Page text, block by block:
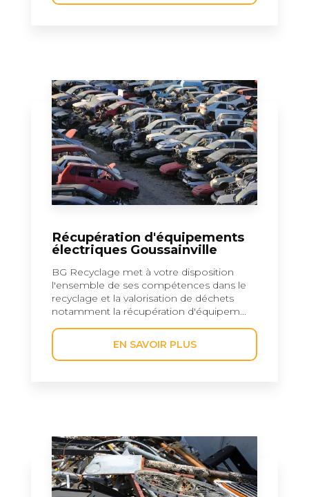
Récupération d'équipements
électriques Goussainville
BG Recyclage met à votre disposition
l'ensemble de ses compétences dans le
recyclage et la valorisation de déchets
notamment la récupération d'équipem...
EN SAVOIR PLUS